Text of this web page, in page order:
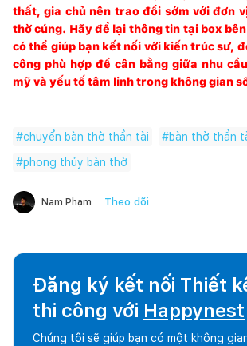
thất, gia chủ nên trao đổi sớm với đơn
thờ cúng. Hãy để lại thông tin tại box
có thể giúp bạn kết nối với kiến trúc sư,
công phù hợp để cân bằng giữa nhu
mỹ và yếu tố tâm linh trong không gian
#chuyển bàn thờ thần tài #bàn thờ thần
#phong thủy bàn thờ
Nam Phạm Theo dõi
Đăng ký kết nối Thiết
thi công với Happynest
Chúng tôi sẽ giúp bạn có một không